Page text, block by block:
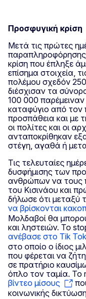
Προσφυγική κρίση
Μετά τις πρώτες
παραπληροφόρησης
κρίση που έπληξε
επίσημα στοιχεία,
πολέμου σχεδόν
διέσχισαν τα
100 000
καταφύγιο από τον
προσπάθεια και με
οι πολίτες και οι
ανταποκρίθηκαν
στέγη, αγαθά ή
Τις τελευταίες
δυσφήμισης των
ανθρώπων να τους
του Κισινάου και
δήλωσε ότι
να βρίσκονται
Μολδαβοί θα
και ληστειών. Το
ανέβασε στο Tik Tok
στο οποίο ο ίδιος
που φέρεται να
σε πρατήριο
όπλο τον ταμία. Το
βίντεο μίσους
κοινωνικής